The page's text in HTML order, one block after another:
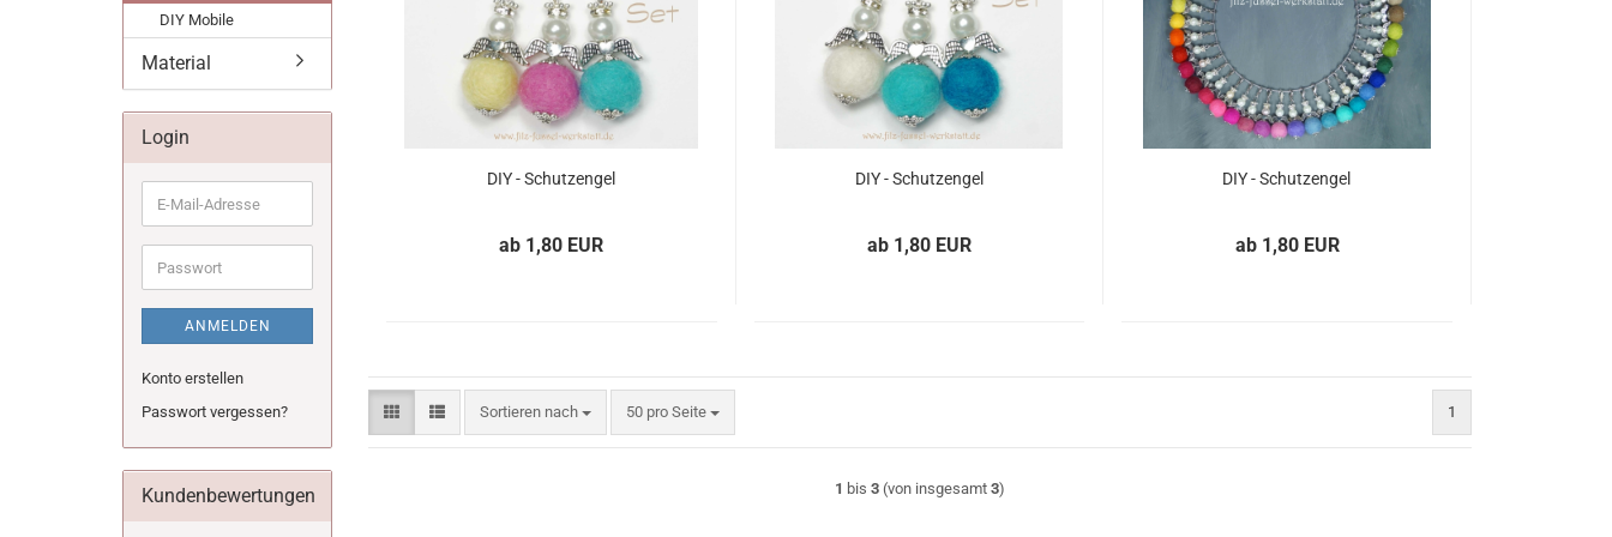
DIY - Schutzengel
ab 1,80 EUR
DIY - Schutzengel
ab 1,80 EUR
DIY - Schutzengel
ab 1,80 EUR
Sortieren nach
Sortieren nach 50 pro Seite
pro Seite 1
1 bis 3 (von insgesamt 3)
DIY Mobile
Material
Login
E-
Mail-
Adresse
Passwort
ANMELDEN
Konto erstellen
Passwort vergessen?
Kundenbewertungen